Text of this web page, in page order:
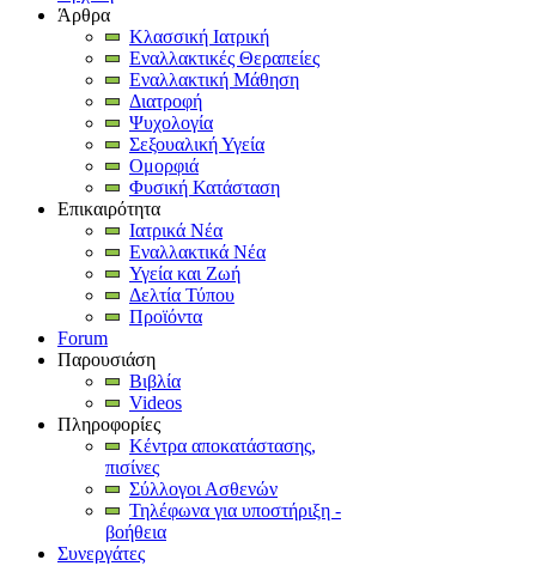
Άρθρα
Κλασσική Ιατρική
Εναλλακτικές Θεραπείες
Εναλλακτική Μάθηση
Διατροφή
Ψυχολογία
Σεξουαλική Υγεία
Ομορφιά
Φυσική Κατάσταση
Επικαιρότητα
Ιατρικά Νέα
Εναλλακτικά Νέα
Υγεία και Ζωή
Δελτία Τύπου
Προϊόντα
Forum
Παρουσιάση
Βιβλία
Videos
Πληροφορίες
Κέντρα αποκατάστασης,
πισίνες
Σύλλογοι Ασθενών
Τηλέφωνα για υποστήριξη -
βοήθεια
Συνεργάτες